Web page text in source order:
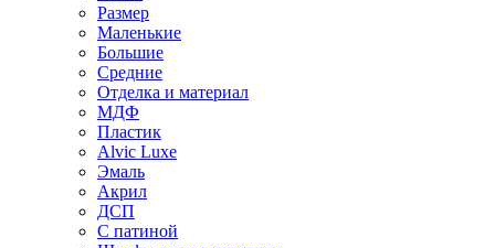
Размер
Маленькие
Большие
Средние
Отделка и материал
МДФ
Пластик
Alvic Luxe
Эмаль
Акрил
ДСП
С патиной